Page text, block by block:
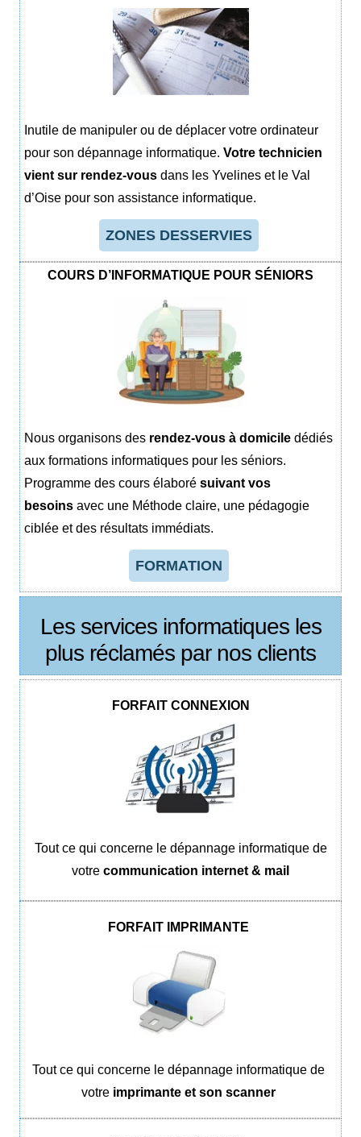
Inutile de manipuler ou de déplacer votre ordinateur
pour son dépannage informatique.Votre technicien
vient sur rendez-vous dans les Yvelines et le Val
d’Oise pour son assistance informatique.
ZONES DESSERVIES
COURS D’INFORMATIQUE POUR SÉNIORS
Nous organisons des rendez-vous à domicile dédiés
aux formations informatiques pour les séniors.
Programme des cours élaborésuivant vos
besoinsavec une Méthode claire, une pédagogie
ciblée et des résultats immédiats.
FORMATION
Les services informatiques les
plus réclamés par nos clients
FORFAIT CONNEXION
Tout ce qui concerne le dépannage informatique de
votre communication internet & mail
FORFAIT IMPRIMANTE
Tout ce qui concerne le dépannage informatique de
votre imprimante et son scanner